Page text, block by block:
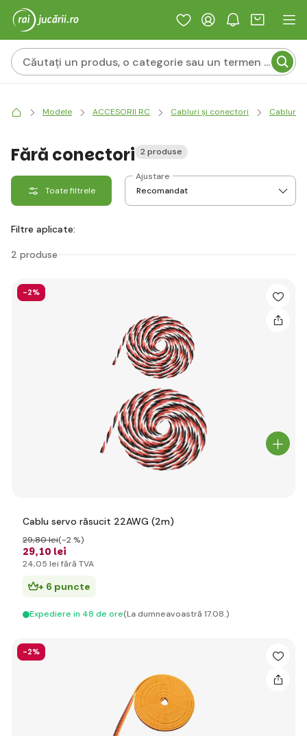
Modele ACCESORII RC Cabluri și conectori Cabluri
Fără conectori 2 produse
Toate filtrele
Ajustare
Filtre aplicate:
2 produse
-2%
Cablu servo răsucit 22AWG (2m)
29,10 lei
29,80 lei(-2 %)
24,05 lei fără TVA
+ 6 puncte
Expediere in 48 de ore(La dumneavoastră 17.08.)
-2%